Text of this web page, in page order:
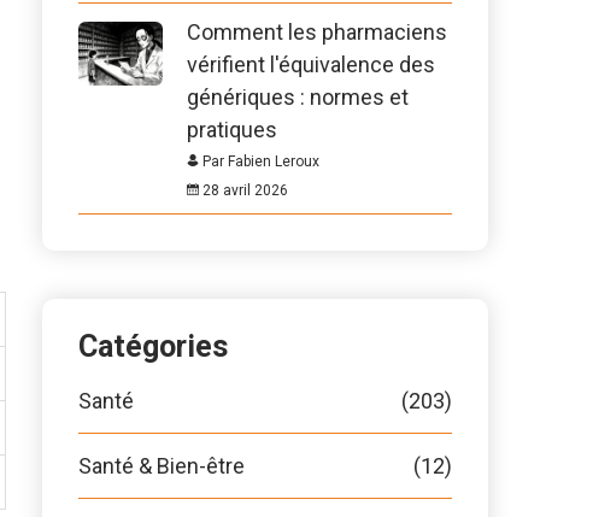
Comment les pharmaciens
vérifient l'équivalence des
génériques : normes et
pratiques
Par Fabien Leroux
28 avril 2026
Catégories
Santé (203)
Santé & Bien-être (12)